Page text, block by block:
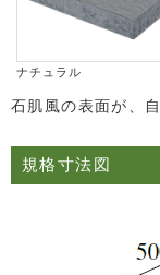
ナチュラル
石肌風の表面が、
規格寸法図